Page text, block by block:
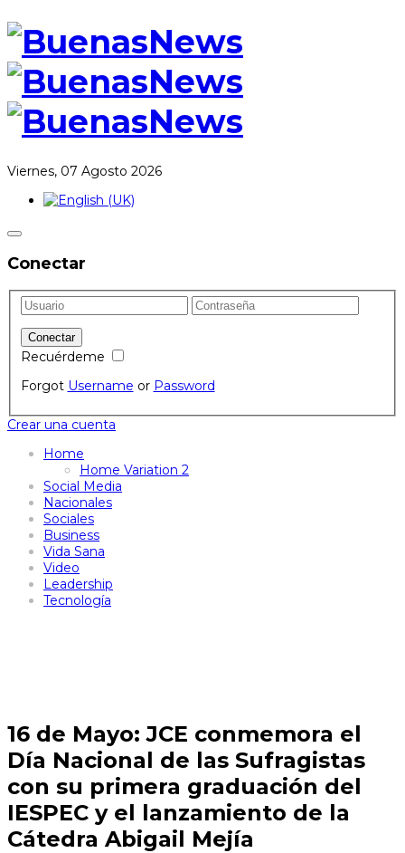
Viernes, 07 Agosto 2026
Conectar
Recuérdeme
Forgot Username or Password
Crear una cuenta
Home
Home Variation 2
Social Media
Nacionales
Sociales
Business
Vida Sana
Video
Leadership
Tecnología
16 de Mayo: JCE conmemora el
Día Nacional de las Sufragistas
con su primera graduación del
IESPEC y el lanzamiento de la
Cátedra Abigail Mejía